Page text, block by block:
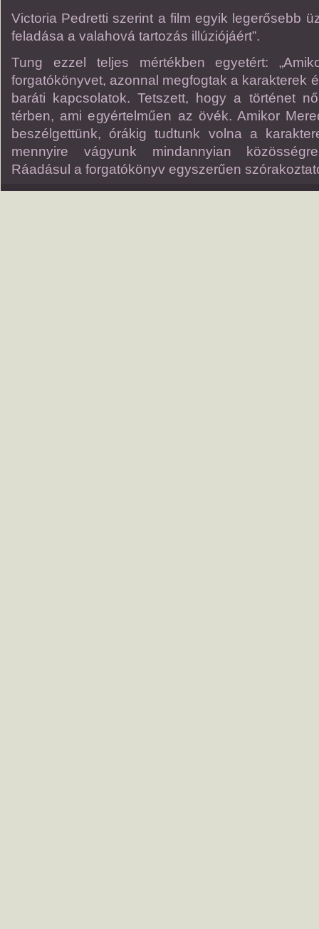
Victoria Pedretti szerint a film egyik legerősebb
feladása a valahová tartozás illúziójáért”.
Tung ezzel teljes mértékben egyetért:
forgatókönyvet, azonnal megfogtak a karakterek
baráti kapcsolatok. Tetszett, hogy a történet
térben, ami egyértelműen az övék. Amikor
beszélgettünk, órákig tudtunk volna a
mennyire vágyunk mindannyian
Ráadásul a forgatókönyv egyszerűen